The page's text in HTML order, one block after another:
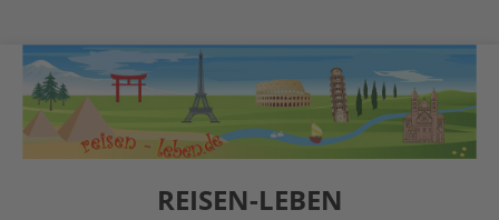
REISEN-LEBEN